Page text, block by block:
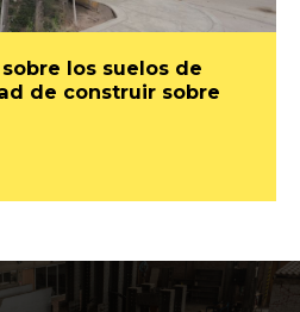
los suelos de
de construir sobre